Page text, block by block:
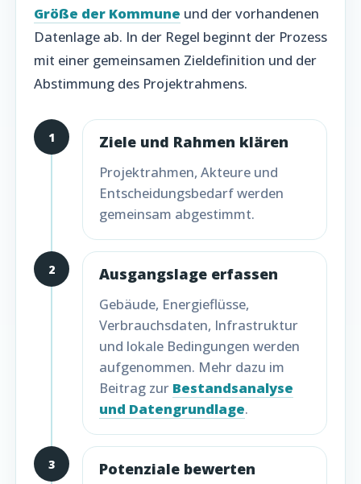
Größe der Kommune und der vorhandenen
Datenlage ab. In der Regel beginnt der Prozess
mit einer gemeinsamen Zieldefinition und der
Abstimmung des Projektrahmens.
1 Ziele und Rahmen klären
Projektrahmen, Akteure und
Entscheidungsbedarf werden
gemeinsam abgestimmt.
2 Ausgangslage erfassen
Gebäude, Energieflüsse,
Verbrauchsdaten, Infrastruktur
und lokale Bedingungen werden
aufgenommen. Mehr dazu im
Beitrag zur Bestandsanalyse
und Datengrundlage.
3 Potenziale bewerten